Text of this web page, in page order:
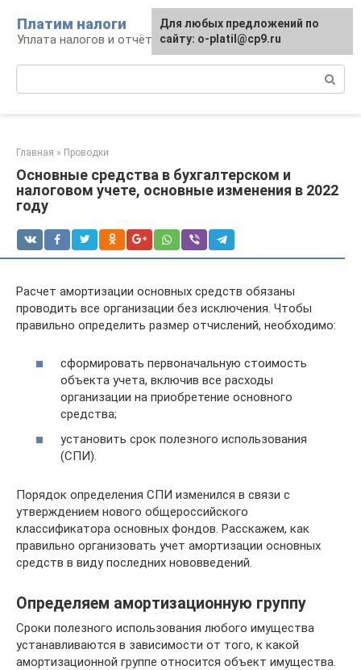
контенту
Платим налоги
Уплата налогов и отчётность
Главная » Проводки
Основные средства в бухгалтерском и
налоговом учете, основные изменения в 2022
году
Расчет амортизации основных средств обязаны
проводить все организации без исключения. Чтобы
правильно определить размер отчислений, необходимо:
сформировать первоначальную стоимость
объекта учета, включив все расходы
организации на приобретение основного
средства;
установить срок полезного использования
(СПИ).
Порядок определения СПИ изменился в связи с
утверждением нового общероссийского
классификатора основных фондов. Расскажем, как
правильно организовать учет амортизации основных
средств в виду последних нововведений.
Определяем амортизационную группу
Сроки полезного использования любого имущества
устанавливаются в зависимости от того, к какой
амортизационной группе относится объект имущества.
Для любых предложений по
сайту: o-platil@cp9.ru